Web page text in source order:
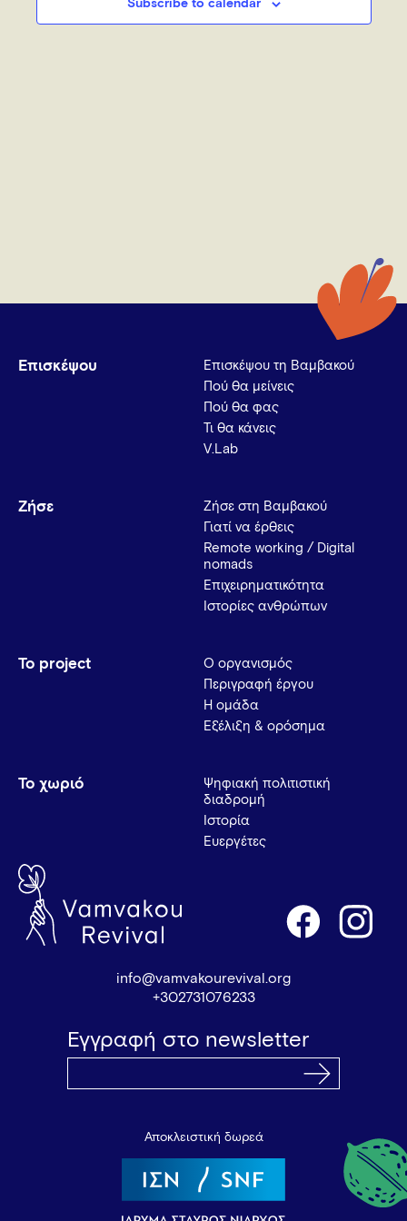
Subscribe to calendar
Επισκέψου
Επισκέψου τη Βαμβακού
Πού θα μείνεις
Πού θα φας
Τι θα κάνεις
V.Lab
Ζήσε
Ζήσε στη Βαμβακού
Γιατί να έρθεις
Remote working / Digital
nomads
Επιχειρηματικότητα
Ιστορίες ανθρώπων
Το project
Ο οργανισμός
Περιγραφή έργου
Η ομάδα
Εξέλιξη & ορόσημα
Το χωριό
Ψηφιακή πολιτιστική
διαδρομή
Ιστορία
Ευεργέτες
info@vamvakourevival.org
+302731076233
Εγγραφή στο newsletter
Αποκλειστική δωρεά